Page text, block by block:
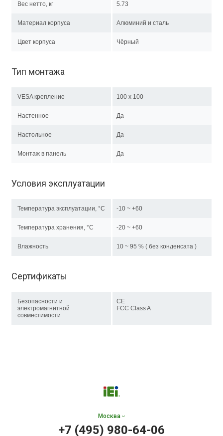
Вес нетто, кг 5.73
Материал корпуса Алюминий и сталь
Цвет корпуса Чёрный
Тип монтажа
VESA крепление 100 x 100
Настенное Да
Настольное Да
Монтаж в панель Да
Условия эксплуатации
Температура эксплуатации, °C -10 ~ +60
Температура хранения, °C -20 ~ +60
Влажность 10 ~ 95 % ( без конденсата )
Сертификаты
Безопасности и
электромагнитной
совместимости
CE
FCC Class A
Москва
+7 (495) 980-64-06